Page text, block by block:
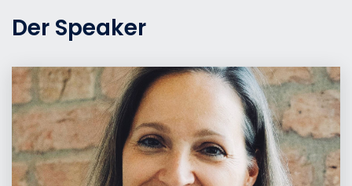
Der Speaker